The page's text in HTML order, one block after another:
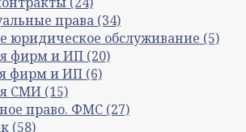
права (34)
юридическое обслуживание (5)
фирм и ИП (20)
фирм и ИП (6)
СМИ (15)
право. ФМС (27)
(58)